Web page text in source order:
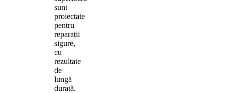
sunt
proiectate
pentru
reparații
sigure,
cu
rezultate
de
lungă
durată.